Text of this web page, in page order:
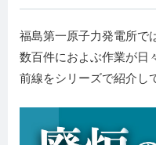
福島第一原子力発電所で
数百件におよぶ作業が日
前線をシリーズで紹介し